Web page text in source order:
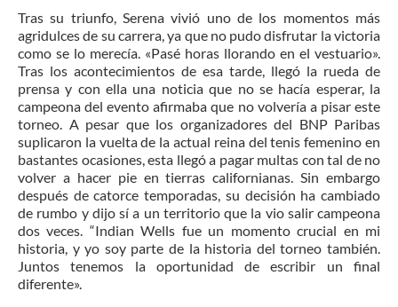
Tras su triunfo, Serena vivió uno de los momentos más
agridulces de su carrera, ya que no pudo disfrutar la victoria
como se lo merecía. «Pasé horas llorando en el vestuario».
Tras los acontecimientos de esa tarde, llegó la rueda de
prensa y con ella una noticia que no se hacía esperar, la
campeona del evento afirmaba que no volvería a pisar este
torneo. A pesar que los organizadores del BNP Paribas
suplicaron la vuelta de la actual reina del tenis femenino en
bastantes ocasiones, esta llegó a pagar multas con tal de no
volver a hacer pie en tierras californianas. Sin embargo
después de catorce temporadas, su decisión ha cambiado
de rumbo y dijo sí a un territorio que la vio salir campeona
dos veces. “Indian Wells fue un momento crucial en mi
historia, y yo soy parte de la historia del torneo también.
Juntos tenemos la oportunidad de escribir un final
diferente».